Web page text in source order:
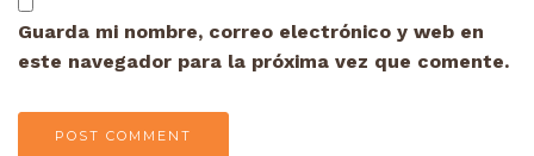
Guarda mi nombre, correo electrónico y web en
este navegador para la próxima vez que comente.